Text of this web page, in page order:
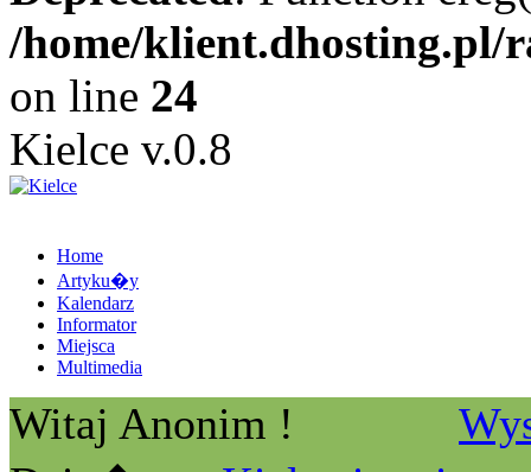
/home/klient.dhosting.pl/
on line 24
Kielce v.0.8
Home
Artyku�y
Kalendarz
Informator
Miejsca
Multimedia
Witaj Anonim !